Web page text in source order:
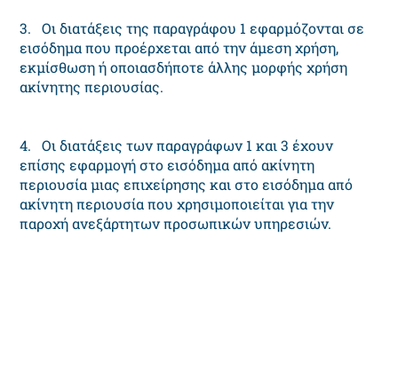
3. Οι διατάξεις της παραγράφου 1 εφαρμόζονται σε
εισόδημα που προέρχεται από την άμεση χρήση,
εκμίσθωση ή οποιασδήποτε άλλης μορφής χρήση
ακίνητης περιουσίας.
4. Οι διατάξεις των παραγράφων 1 και 3 έχουν
επίσης εφαρμογή στο εισόδημα από ακίνητη
περιουσία μιας επιχείρησης και στο εισόδημα από
ακίνητη περιουσία που χρησιμοποιείται για την
παροχή ανεξάρτητων προσωπικών υπηρεσιών.